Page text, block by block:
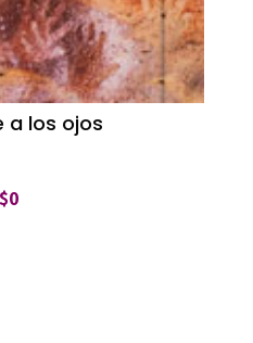
a los ojos
$0